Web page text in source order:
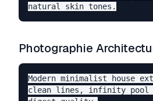
Photographie
Modern minimalist house
clean lines, infinity